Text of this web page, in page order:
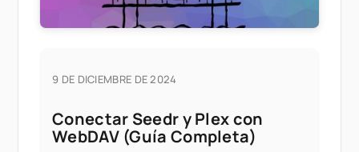
9 DE DICIEMBRE DE 2024
Conectar Seedr y Plex con
WebDAV (Guía Completa)